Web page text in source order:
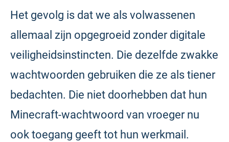
Het gevolg is dat we als volwassenen
allemaal zijn opgegroeid zonder digitale
veiligheidsinstincten. Die dezelfde zwakke
wachtwoorden gebruiken die ze als tiener
bedachten. Die niet doorhebben dat hun
Minecraft-wachtwoord van vroeger nu
ook toegang geeft tot hun werkmail.